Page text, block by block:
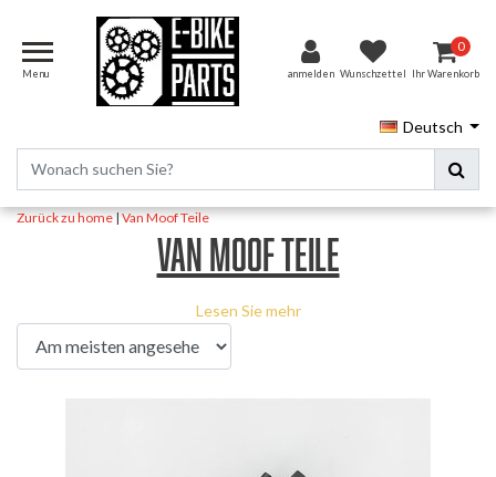
Menu anmelden Wunschzettel
0
Ihr Warenkorb
Deutsch
Zurück zu home|Van Moof Teile
Van Moof Teile
Lesen Sie mehr